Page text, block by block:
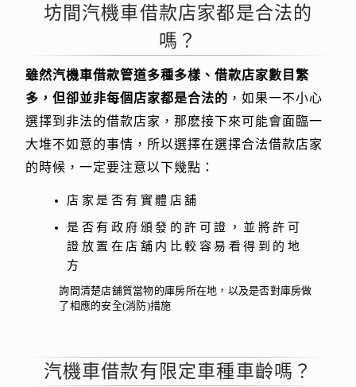
坊間汽機車借款店家都是合法的
嗎？
雖然汽機車借款管道多種多樣、借款店家數目繁
多，但卻並非每個店家都是合法的 ，如果一不小心
選擇到非法的借款店家，那麽接下來可能會面臨一
大堆不如意的事情，所以選擇在選擇合法借款店家
的時候，一定要注意以下幾點：
店家是否有實體店舖
是否有政府頒發的許可證，並將許可
證放置在店舖内比較容易看得到的地
方
詢問清楚店舖質當物的庫房所在地，以及是否對庫房做
了相應的安全(消防)措施
汽機車借款有限定車種車齡嗎？